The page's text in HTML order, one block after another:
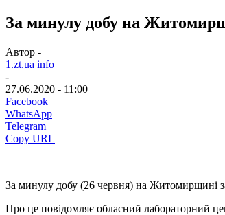
За минулу добу на
Автор -
1.zt.ua info
-
27.06.2020 - 11:00
Facebook
WhatsApp
Telegram
Copy URL
За минулу добу (26 червня) на Житомирщині
Про це повідомляє обласний лабораторний